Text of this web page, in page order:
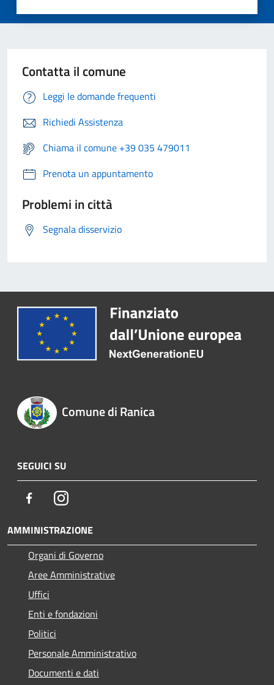
Contatta il comune
Leggi le domande frequenti
Richiedi Assistenza
Chiama il comune +39 035 479011
Prenota un appuntamento
Problemi in città
Segnala disservizio
Comune di Ranica
SEGUICI SU
FacebookInstagram
AMMINISTRAZIONE
Organi di Governo
Aree Amministrative
Uffici
Enti e fondazioni
Politici
Personale Amministrativo
Documenti e dati